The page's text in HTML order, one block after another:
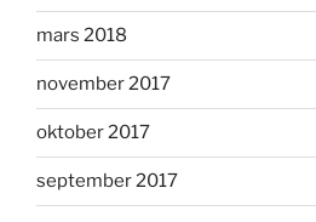
mars 2018
november 2017
oktober 2017
september 2017